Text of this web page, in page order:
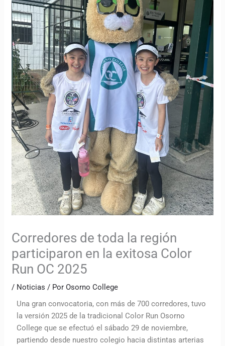
Corredores de toda la región
participaron en la exitosa Color
Run OC 2025
/ Noticias / PorOsorno College
Una gran convocatoria, con más de 700 corredores, tuvo
la versión 2025 de la tradicional Color Run Osorno
College que se efectuó el sábado 29 de noviembre,
partiendo desde nuestro colegio hacia distintas arterias